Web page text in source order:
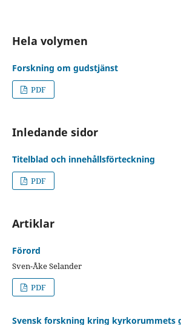
Hela volymen
Forskning om gudstjänst
PDF
Inledande sidor
Titelblad och innehållsförteckning
PDF
Artiklar
Förord
Sven-Åke Selander
PDF
Svensk forskning kring kyrkorummets